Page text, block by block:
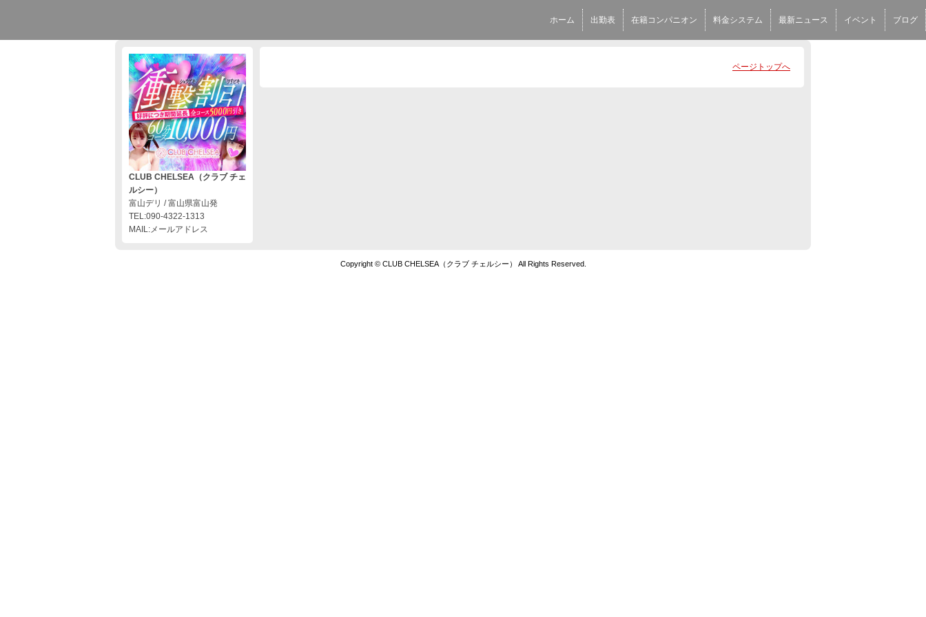
ホーム 出勤表 在籍コンパニオン 料金システム 最新ニュース イベント ブログ
CLUB CHELSEA（クラブ チェ
ルシー）
富山デリ / 富山県富山発
TEL:090-4322-1313
MAIL:メールアドレス
ページトップへ
Copyright © CLUB CHELSEA（クラブ チェルシー） All Rights Reserved.